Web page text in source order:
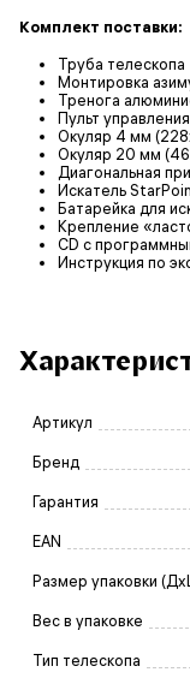
Комплект поставки:
Труба телескопа
Монтировка
Тренога
Пульт
Окуляр 4 мм
Окуляр 20 мм
Диагональная
Искатель
Батарейка для
Крепление
CD с
Инструкция по
Артикул
Бренд
Гарантия
EAN
Размер упаковки
Вес в упаковке
Тип телескопа